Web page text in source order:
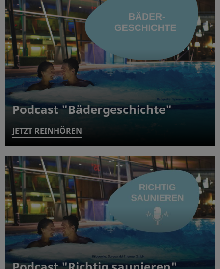
Podcast "Bädergeschichte"
JETZT REINHÖREN